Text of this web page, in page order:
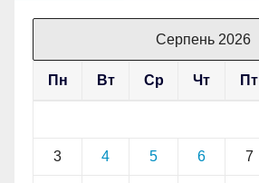
Серпень 2026
Пн Вт Ср Чт Пт
3 4 5 6 7